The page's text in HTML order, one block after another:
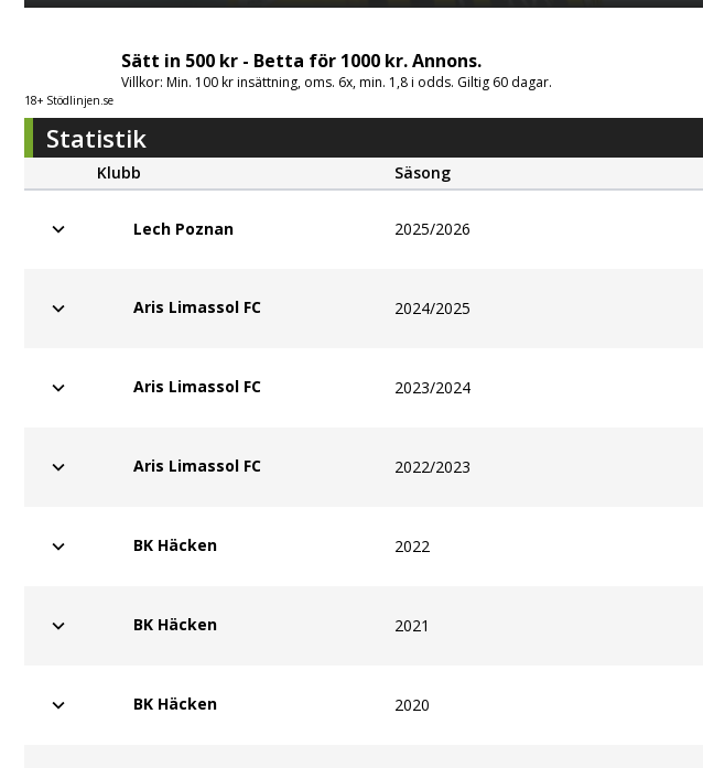
18+ Stödlinjen.se
Sätt in 500 kr - Betta för 1000 kr. Annons.
Villkor: Min. 100 kr insättning, oms. 6x, min. 1,8 i odds. Giltig 60 dagar.
Statistik
Klubb Säsong
Lech Poznan 2025/2026
Aris Limassol FC 2024/2025
Aris Limassol FC 2023/2024
Aris Limassol FC 2022/2023
BK Häcken 2022
BK Häcken 2021
BK Häcken 2020